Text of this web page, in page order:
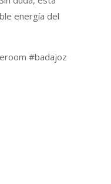
energía del
#badajoz